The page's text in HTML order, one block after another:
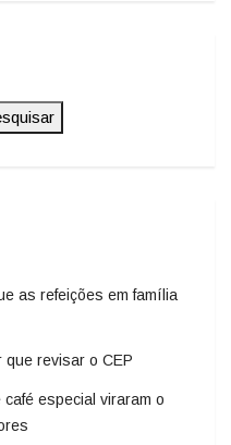
as refeições em família
que revisar o CEP
especial viraram o